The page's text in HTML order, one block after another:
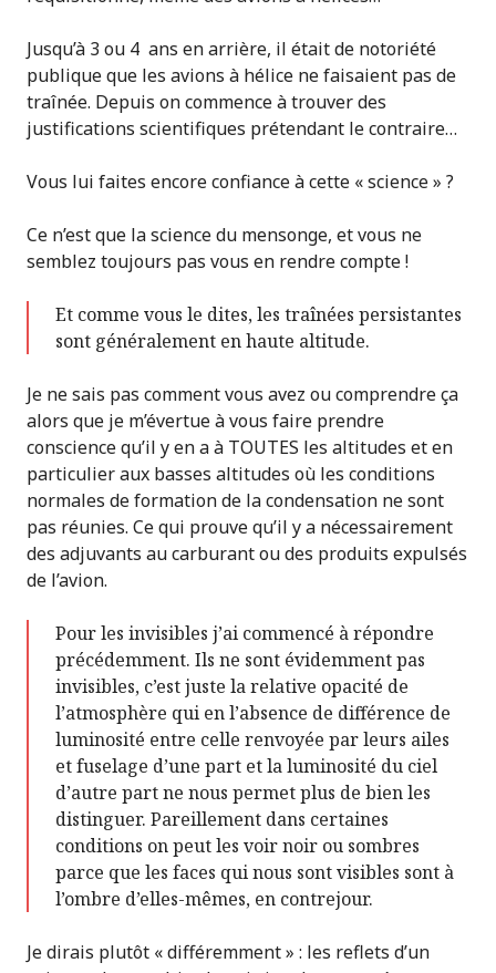
Jusqu’à 3 ou 4 ans en arrière, il était de notoriété
publique que les avions à hélice ne faisaient pas de
traînée. Depuis on commence à trouver des
justifications scientifiques prétendant le contraire…
Vous lui faites encore confiance à cette « science » ?
Ce n’est que la science du mensonge, et vous ne
semblez toujours pas vous en rendre compte !
Et comme vous le dites, les traînées persistantes
sont généralement en haute altitude.
Je ne sais pas comment vous avez ou comprendre ça
alors que je m’évertue à vous faire prendre
conscience qu’il y en a à TOUTES les altitudes et en
particulier aux basses altitudes où les conditions
normales de formation de la condensation ne sont
pas réunies. Ce qui prouve qu’il y a nécessairement
des adjuvants au carburant ou des produits expulsés
de l’avion.
Pour les invisibles j’ai commencé à répondre
précédemment. Ils ne sont évidemment pas
invisibles, c’est juste la relative opacité de
l’atmosphère qui en l’absence de différence de
luminosité entre celle renvoyée par leurs ailes
et fuselage d’une part et la luminosité du ciel
d’autre part ne nous permet plus de bien les
distinguer. Pareillement dans certaines
conditions on peut les voir noir ou sombres
parce que les faces qui nous sont visibles sont à
l’ombre d’elles-mêmes, en contrejour.
Je dirais plutôt « différemment » : les reflets d’un